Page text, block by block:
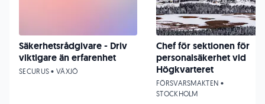
Säkerhetsrådgivare - Driv
viktigare än erfarenhet
SECURUS • VÄXJÖ
Chef för sektionen för
personalsäkerhet vid
Högkvarteret
FÖRSVARSMAKTEN •
STOCKHOLM